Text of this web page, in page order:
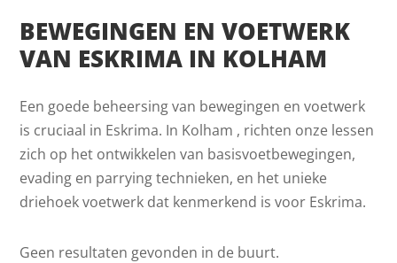
BEWEGINGEN EN VOETWERK
VAN ESKRIMA IN KOLHAM
Een goede beheersing van bewegingen en voetwerk
is cruciaal in Eskrima. In Kolham , richten onze lessen
zich op het ontwikkelen van basisvoetbewegingen,
evading en parrying technieken, en het unieke
driehoek voetwerk dat kenmerkend is voor Eskrima.
Geen resultaten gevonden in de buurt.